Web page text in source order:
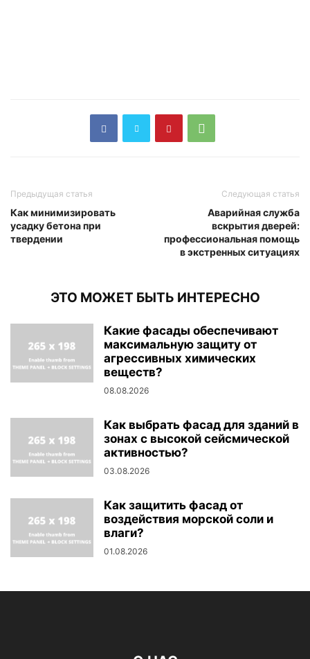
Предыдущая статья
Как минимизировать
усадку бетона при
твердении
Следующая статья
Аварийная служба
вскрытия дверей:
профессиональная помощь
в экстренных ситуациях
ЭТО МОЖЕТ БЫТЬ ИНТЕРЕСНО
Какие фасады обеспечивают
максимальную защиту от
агрессивных химических
веществ?
08.08.2026
Как выбрать фасад для зданий в
зонах с высокой сейсмической
активностью?
03.08.2026
Как защитить фасад от
воздействия морской соли и
влаги?
01.08.2026